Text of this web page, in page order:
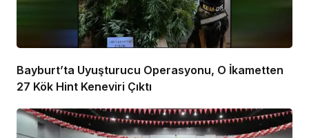
Bayburt’ta Uyuşturucu Operasyonu, O İkametten
27 Kök Hint Keneviri Çıktı